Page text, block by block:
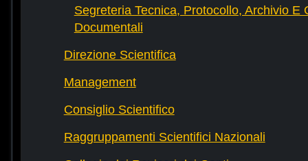
Segreteria Tecnica, Protocollo, Archivio E
Documentali
Direzione Scientifica
Management
Consiglio Scientifico
Raggruppamenti Scientifici Nazionali